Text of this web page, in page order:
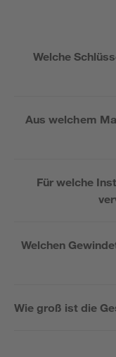
Welche
Aus welchem
Für welche
Welchen
Wie groß ist die